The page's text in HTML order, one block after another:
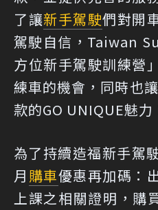
了讓新手駕駛們對開
駕駛自信，Taiwan
方位新手駕駛訓練營
練車的機會，同時也
款的GO UNIQUE魅力
為了持續造福新手駕
月 購車優惠再加碼：
上課之相關證明，購